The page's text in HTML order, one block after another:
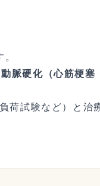
脈硬化（心筋梗塞
荷試験など）と治